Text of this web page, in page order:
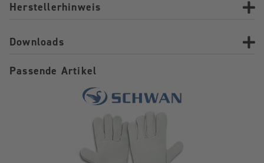
Herstellerhinweis
Downloads
Passende Artikel